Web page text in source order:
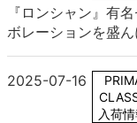
『ロンシャン』有
ボレーションを盛ん
2025-07-16
入荷